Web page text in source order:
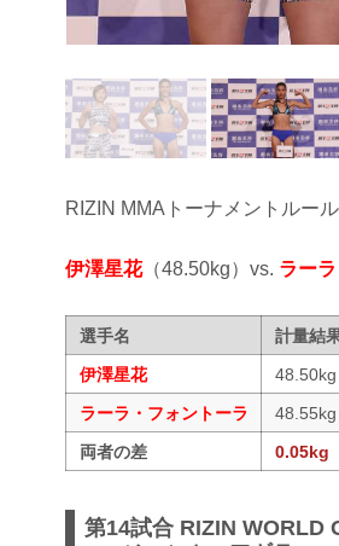
RIZIN MMAトーナメントルー
伊澤星花（48.50kg）vs. ラー
選手名 計量結
伊澤星花
48.50kg
ラーラ・フォントーラ
48.55kg
両者の差
0.05kg
第14試合 RIZIN WORLD